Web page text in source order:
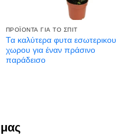
ΠΡΟΪΌΝΤΑ ΓΙΑ ΤΟ ΣΠΊΤ
Τα καλύτερα φυτα εσωτερικου
χωρου για έναν πράσινο
παράδεισο